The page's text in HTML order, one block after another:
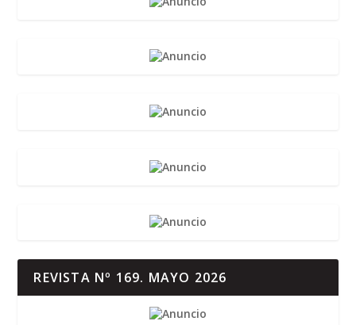
REVISTA Nº 169. MAYO 2026